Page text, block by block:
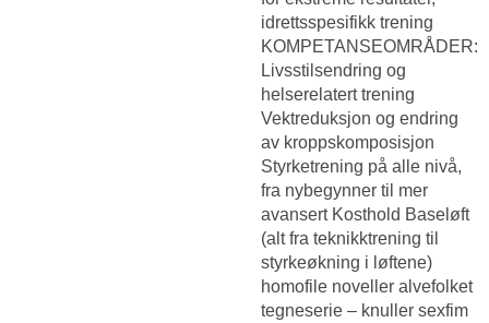
idrettsspesifikk trening
KOMPETANSEOMRÅDER:
Livsstilsendring og
helserelatert trening
Vektreduksjon og endring
av kroppskomposisjon
Styrketrening på alle nivå,
fra nybegynner til mer
avansert Kosthold Baseløft
(alt fra teknikktrening til
styrkeøkning i løftene)
homofile noveller alvefolket
tegneserie – knuller sexfim